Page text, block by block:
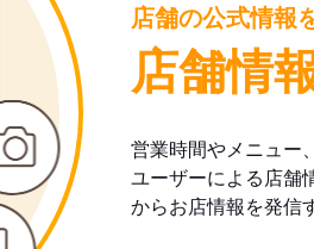
店舗の公式情報
店舗情
営業時間やメニュー
ユーザーによる店舗
からお店情報を発信